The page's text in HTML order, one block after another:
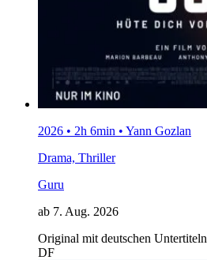
2026 • 2h 6min • Yann Gozlan
Drama, Thriller
Guru
ab 7. Aug. 2026
Original mit deutschen Untertiteln
DF